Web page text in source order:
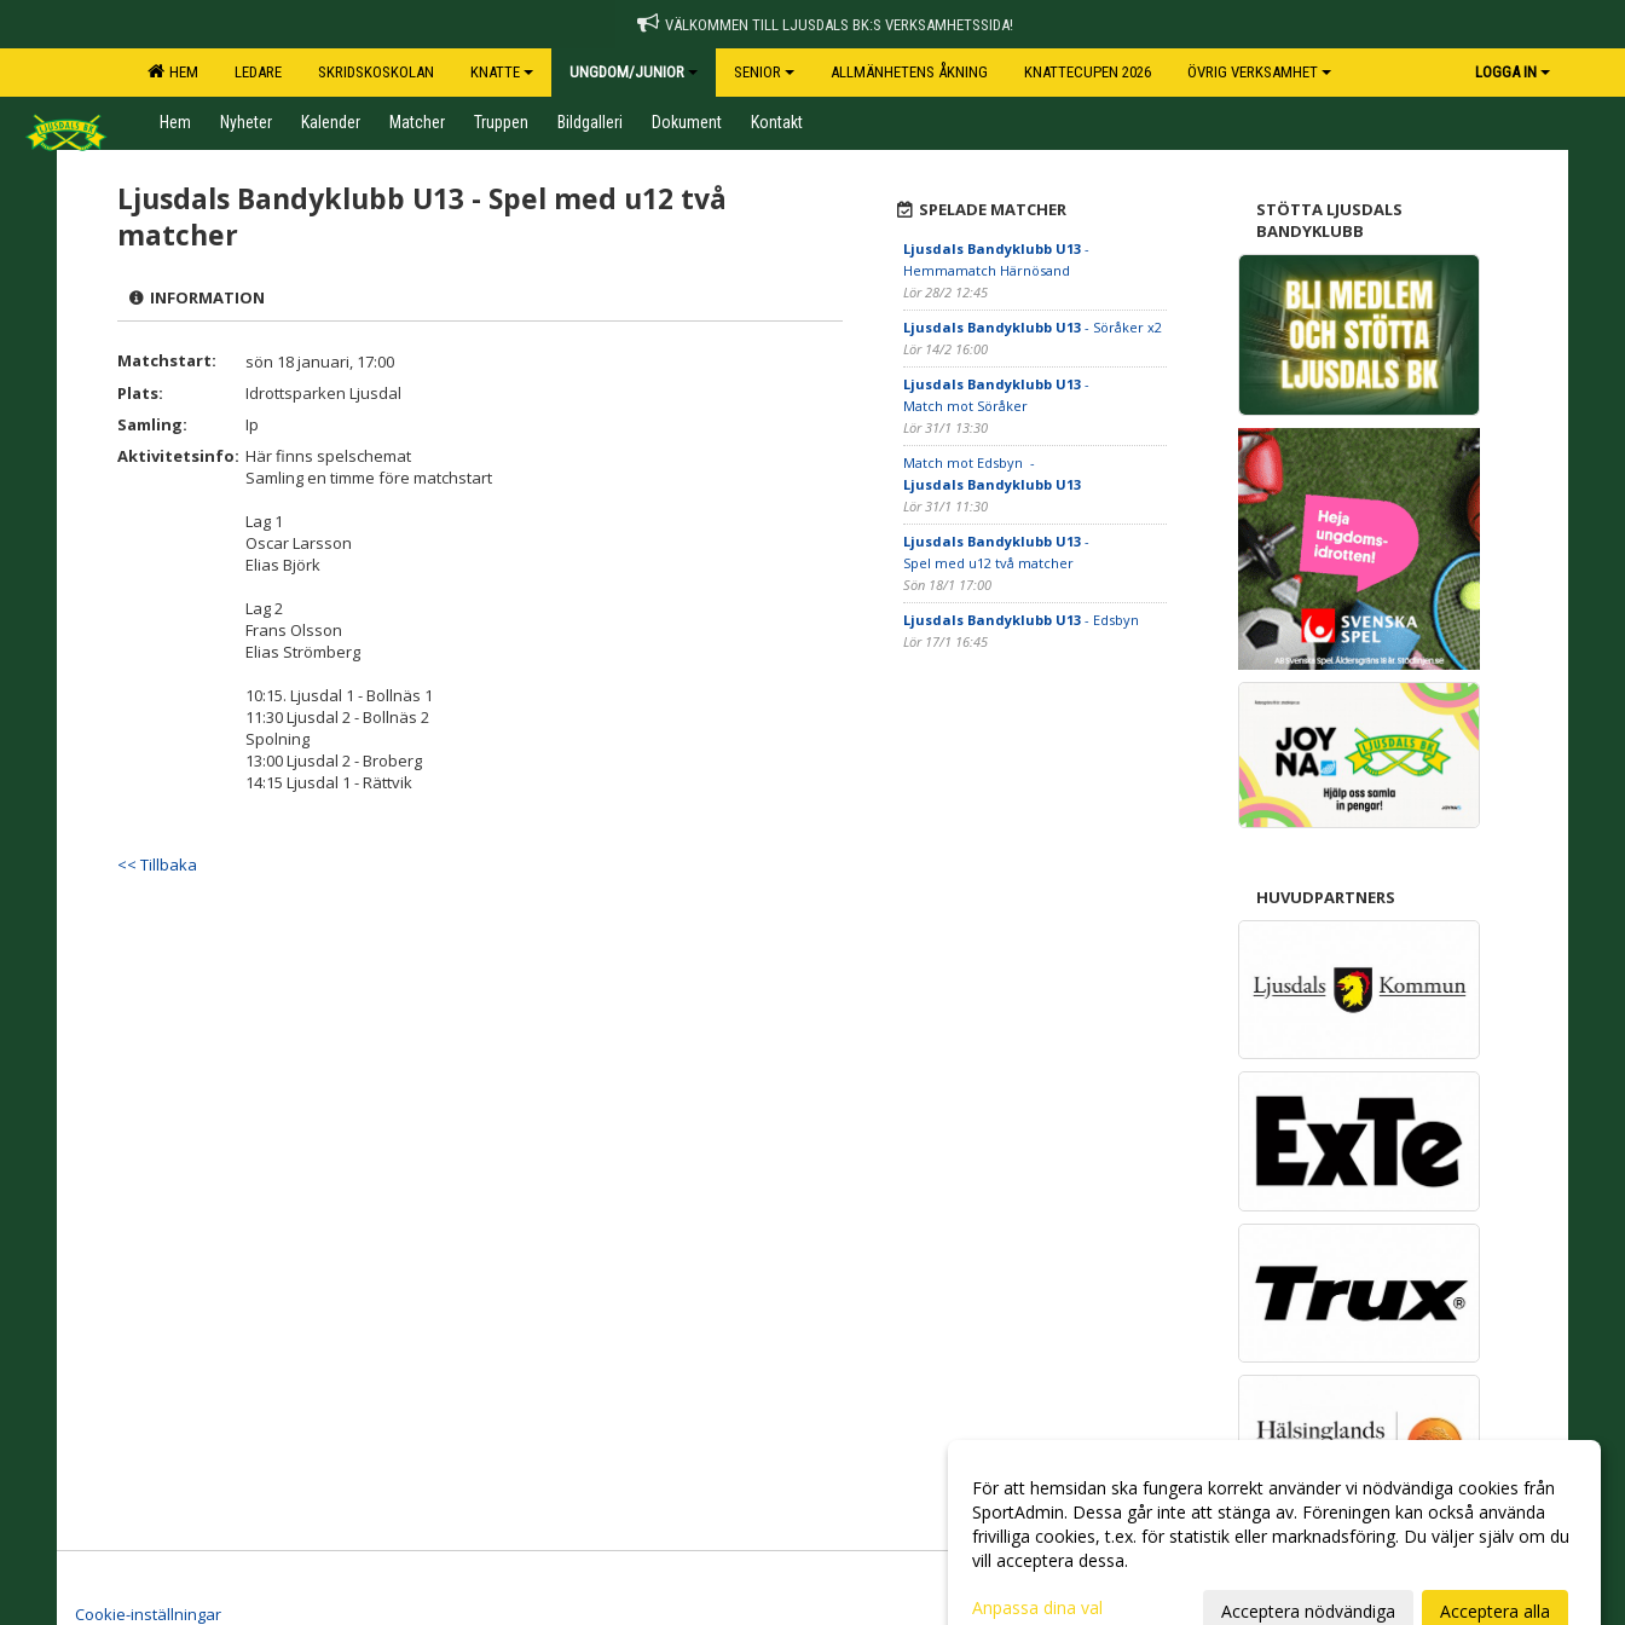
VÄLKOMMEN TILL LJUSDALS BK:S VERKSAMHETSSIDA!
HEM LEDARE SKRIDSKOSKOLAN KNATTE UNGDOM/JUNIOR SENIOR ALLMÄNHETENS ÅKNING KNATTECUPEN 2026 ÖVRIG VERKSAMHET LOGGA IN
Hem Nyheter Kalender Matcher Truppen Bildgalleri Dokument Kontakt
Ljusdals Bandyklubb U13 - Spel med u12 två
matcher
INFORMATION
Matchstart:
sön 18 januari, 17:00
Plats:
Idrottsparken Ljusdal
Samling:
Ip
Aktivitetsinfo: Här finns spelschemat
Samling en timme före matchstart
Lag 1
Oscar Larsson
Elias Björk
Lag 2
Frans Olsson
Elias Strömberg
10:15. Ljusdal 1 - Bollnäs 1
11:30 Ljusdal 2 - Bollnäs 2
Spolning
13:00 Ljusdal 2 - Broberg
14:15 Ljusdal 1 - Rättvik
<< Tillbaka
SPELADE MATCHER
Ljusdals Bandyklubb U13-
Hemmamatch Härnösand
Lör 28/2 12:45
Ljusdals Bandyklubb U13- Söråker x2
Lör 14/2 16:00
Ljusdals Bandyklubb U13-
Match mot Söråker
Lör 31/1 13:30
Match mot Edsbyn -
Ljusdals Bandyklubb U13
Lör 31/1 11:30
Ljusdals Bandyklubb U13-
Spel med u12 två matcher
Sön 18/1 17:00
Ljusdals Bandyklubb U13- Edsbyn
Lör 17/1 16:45
STÖTTA LJUSDALS
BANDYKLUBB
HUVUDPARTNERS
Cookie-inställningar
För att hemsidan ska fungera korrekt använder vi nödvändiga cookies från
SportAdmin. Dessa går inte att stänga av. Föreningen kan också använda
frivilliga cookies, t.ex. för statistik eller marknadsföring. Du väljer själv om du
vill acceptera dessa.
Anpassa dina val Acceptera nödvändiga Acceptera alla